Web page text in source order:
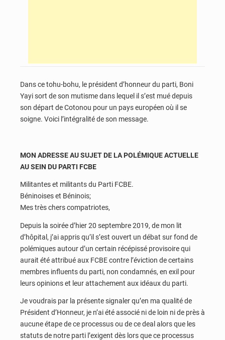
Dans ce tohu-bohu, le président d’honneur du parti, Boni
Yayi sort de son mutisme dans lequel il s’est mué depuis
son départ de Cotonou pour un pays européen où il se
soigne. Voici l’intégralité de son message.
MON ADRESSE AU SUJET DE LA POLÉMIQUE ACTUELLE
AU SEIN DU PARTI FCBE
Militantes et militants du Parti FCBE.
Béninoises et Béninois;
Mes très chers compatriotes,
Depuis la soirée d’hier 20 septembre 2019, de mon lit
d’hôpital, j’ai appris qu’il s’est ouvert un débat sur fond de
polémiques autour d’un certain récépissé provisoire qui
aurait été attribué aux FCBE contre l’éviction de certains
membres influents du parti, non condamnés, en exil pour
leurs opinions et leur attachement aux idéaux du parti.
Je voudrais par la présente signaler qu’en ma qualité de
Président d’Honneur, je n’ai été associé ni de loin ni de près à
aucune étape de ce processus ou de ce deal alors que les
statuts de notre parti l’exigent dès lors que ce processus